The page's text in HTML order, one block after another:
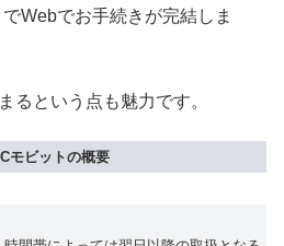
Webでお手続きが完結しま
るという点も魅力です。
モビットの概要